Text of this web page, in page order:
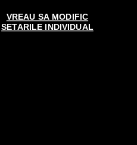
de semne. Spaţiile şi URL-
VREAU SA MODIFIC
SETARILE INDIVIDUAL